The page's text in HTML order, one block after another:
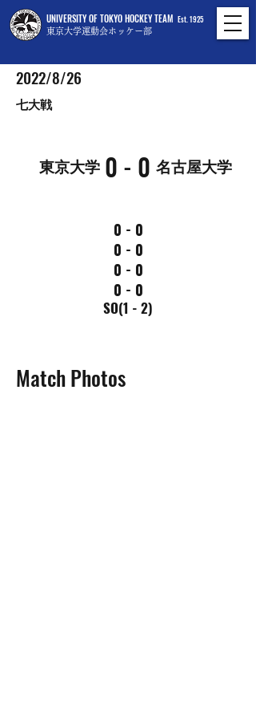
UNIVERSITY OF TOKYO HOCKEY TEAM
東京大学運動会ホッケー部
Est. 1925
2022/8/26
七大戦
東京大学 名古屋大学
0 - 0
0 - 0
0 - 0
0 - 0
0 - 0
SO(1 - 2)
Match Photos